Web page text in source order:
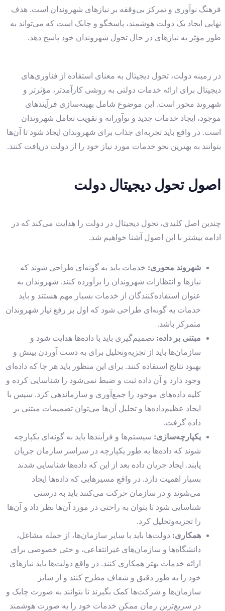
فرهنگ نوآوری و تمرکز بی‌وقفه بر نیازهای شهروندان است. هدف
نهایی ایجاد یک دولت هوشمند، پاسخگو و چابک است که می‌تواند به
طور مؤثر به نیازهای در حال تحول شهروندان خود پاسخ دهد.
در زمینه دولت، تحول دیجیتال به معنای استفاده از فناوری‌های
دیجیتال برای ارائه خدمات دولتی به روشی کارآمدتر، مؤثرتر و
شهروند محور است. این موضوع شامل بهینه‌سازی فرآیندهای
موجود، ایجاد خدمات جدید و نوآورانه و تقویت تعامل شهروندان
است. در واقع باید تجربه‌ای جذاب برای شهروندان ایجاد شود تا آن‌ها
بتوانند به بهترین نحو خدمات مورد نیاز خود را از دولت دریافت کنند.
اصول تحول دیجیتال دولت
چندین اصل کلیدی، تحول دیجیتال در دولت را هدایت می‌کند که در
ادامه بیشتر با این اصول آشنا خواهیم شد.
شهروند محوری: خدمات باید به گونه‌ای طراحی شوند که
نیازها و انتظارات شهروندان را برآورده کنند. شهروندان به
عنوان استفاده‌کنندگان از خدمات بسیار مهم هستند و باید
خدمات به گونه‌ای طراحی شود که اول بر رفع نیاز شهروندان
متمرکز باشد.
مبتنی بر داده: تصمیم‌گیری باید با داده‌ها هدایت شود و
سازمان‌ها باید از تجزیه‌و‌تحلیل برای به دست آوردن بینش و
بهبود نتایج استفاده کنند. برای این منظور باید هر جا که داده‌ای
وجود دارد و آن داده ثبت و ضبط نمی‌شود را شناسایی کرده و
کلیه داده‌های موجود را جمع‌آوری و سازماندهی کرد. سپس با
ایجاد عظیم‌داده‌ها و تحلیل آن‌ها می‌توان تصمیمات مبتنی بر
داده گرفت.
یکپارچه‌سازی: سیستم‌ها و فرآیندها باید به گونه‌ای یکپارچه
شوند که داده‌ها به طور یکپارچه در سراسر سازمان جریان
یابند. ایجاد جریان داده بعد از این که داده‌ها شناسایی شدند
بسیار اهمیت دارد. در واقع مسیرهایی که داده‌ها ایجاد
می‌شوند و در سازمان حرکت می‌کنند باید به درستی
شناسایی شود تا بتوان به راحتی در مورد آن‌ها نظر داد و آن‌ها
را تجزیه‌وتحلیل کرد.
همکاری: دولت‌ها باید با سایر سازمان‌ها، از جمله مشاغل،
دانشگاه‌ها و سازمان‌های غیرانتفاعی، و حتی خصوصی برای
ارائه خدمات بهتر همکاری کنند. در واقع دولت‌ها باید نیازهای
خود را به طور دقیق و شفاف مطرح کنند و از سایز
سازمان‌ها و شرکت‌ها کمک بگیرند تا بتوانند به صورت چابک و
در سریع‌ترین زمان ممکن خدمات خود را به صورت هوشمند